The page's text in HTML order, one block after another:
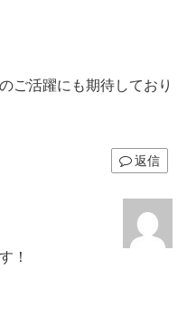
ご活躍にも期待しており
返信
！